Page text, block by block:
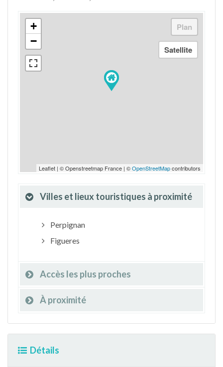
+
−
Leaflet | © Openstreetmap France | ©OpenStreetMapcontributors
Villes et lieux touristiques à proximité
Perpignan
Figueres
Accès les plus proches
À proximité
Détails